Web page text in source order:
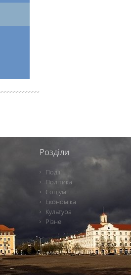
Розділи
Події
Політика
Соціум
Економіка
Культура
Різне